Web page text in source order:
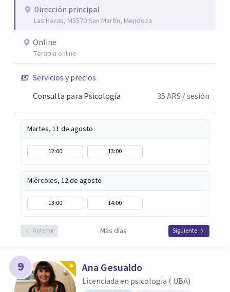
Dirección principal
Las Heras, M5570 San Martín, Mendoza
Online
Terapia online
Servicios y precios
Consulta para Psicología
35ARS / sesión
Martes, 11 de agosto
12:00 13:00
Miércoles, 12 de agosto
13:00 14:00
Anterior Más días Siguiente
9 Ana Gesualdo
Licenciada en psicologia ( UBA)